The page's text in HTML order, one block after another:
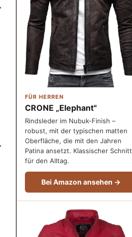
FÜR HERREN
CRONE „Elephant"
Rindsleder im Nubuk-Finish –
robust, mit der typischen matten
Oberfläche, die mit den Jahren
Patina ansetzt. Klassischer Schnitt
für den Alltag.
Bei Amazon ansehen →